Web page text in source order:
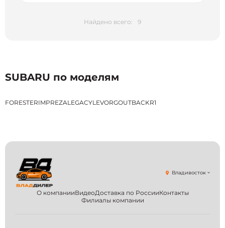
Найдено всего: 9
SUBARU по моделям
FORESTERIMPREZALEGACYLEVORGOUTBACKR1
О компанииВидеоДоставка по РоссииКонтакты
Филиалы компании
Владивосток